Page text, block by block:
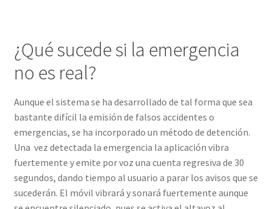
¿Qué sucede si la emergencia
no es real?
Aunque el sistema se ha desarrollado de tal forma que sea
bastante difícil la emisión de falsos accidentes o
emergencias, se ha incorporado un método de detención.
Una vez detectada la emergencia la aplicación vibra
fuertemente y emite por voz una cuenta regresiva de 30
segundos, dando tiempo al usuario a parar los avisos que se
sucederán. El móvil vibrará y sonará fuertemente aunque